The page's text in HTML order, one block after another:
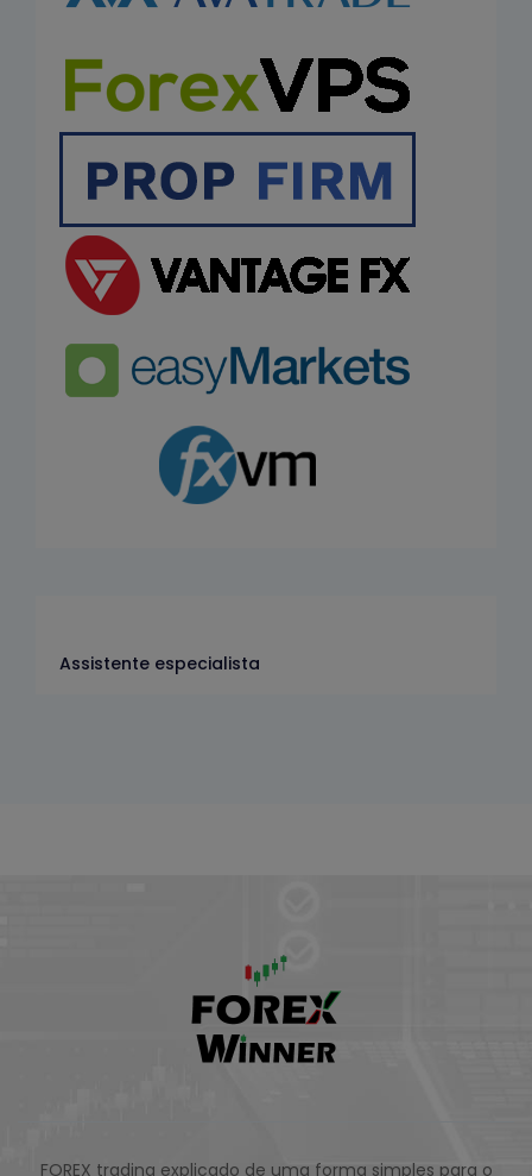
Assistente especialista
FOREX trading explicado de uma forma simples para o